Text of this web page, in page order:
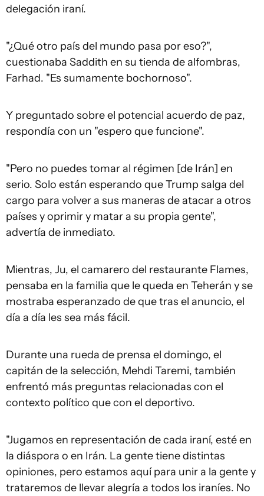
delegación iraní.
"¿Qué otro país del mundo pasa por eso?",
cuestionaba Saddith en su tienda de alfombras,
Farhad. "Es sumamente bochornoso".
Y preguntado sobre el potencial acuerdo de paz,
respondía con un "espero que funcione".
"Pero no puedes tomar al régimen [de Irán] en
serio. Solo están esperando que Trump salga del
cargo para volver a sus maneras de atacar a otros
países y oprimir y matar a su propia gente",
advertía de inmediato.
Mientras, Ju, el camarero del restaurante Flames,
pensaba en la familia que le queda en Teherán y se
mostraba esperanzado de que tras el anuncio, el
día a día les sea más fácil.
Durante una rueda de prensa el domingo, el
capitán de la selección, Mehdi Taremi, también
enfrentó más preguntas relacionadas con el
contexto político que con el deportivo.
"Jugamos en representación de cada iraní, esté en
la diáspora o en Irán. La gente tiene distintas
opiniones, pero estamos aquí para unir a la gente y
trataremos de llevar alegría a todos los iraníes. No